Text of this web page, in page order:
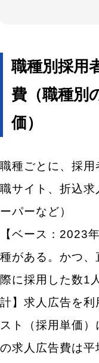
職種別採用単価
築・土木／医薬
場
中途の採用単価
パート・アルバ
算式（計算方法）
外部コスト
「採用単価」で
職種別採用
費（職種別
価）
職種ごとに、採
職サイト、折込
ーパーなど）
【ベース：2023
種がある。かつ
際に採用した数1
計】 求人広告を利
スト（採用単価）
の求人広告費は平